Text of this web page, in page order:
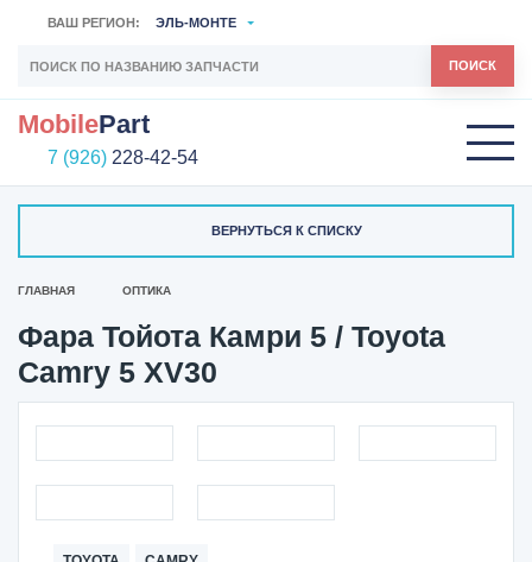
ВАШ РЕГИОН: ЭЛЬ-МОНТЕ
ПОИСК
MobilePart
7 (926) 228-42-54
ВЕРНУТЬСЯ К СПИСКУ
ГЛАВНАЯ ОПТИКА
Фара Тойота Камри 5 / Toyota
Camry 5 XV30